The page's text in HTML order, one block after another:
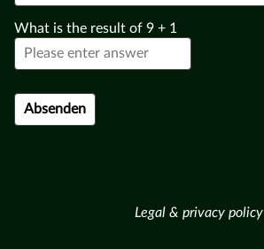
What is the result of 9 + 1
Legal & privacy policy